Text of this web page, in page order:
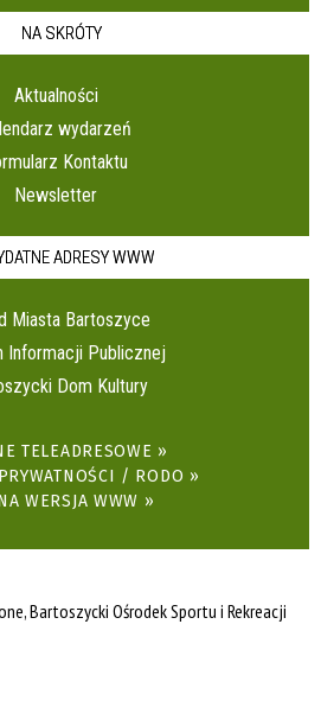
NA SKRÓTY
Aktualności
wydarzeń
Kontaktu
Newsletter
ADRESY WWW
Miasta Bartoszyce
Informacji Publicznej
Dom Kultury
TELEADRESOWE »
/ RODO »
WERSJA WWW »
Bartoszycki Ośrodek Sportu i Rekreacji